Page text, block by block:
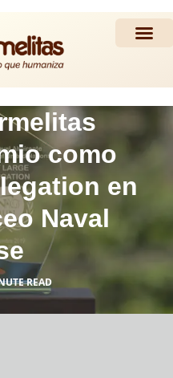
como
en
Naval
READ